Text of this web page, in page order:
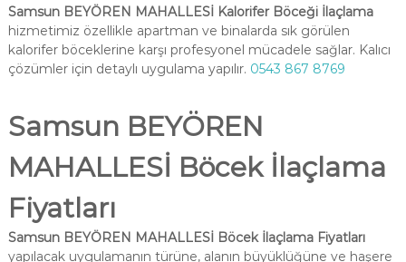
Samsun BEYÖREN MAHALLESİ Kalorifer Böceği İlaçlama
hizmetimiz özellikle apartman ve binalarda sık görülen
kalorifer böceklerine karşı profesyonel mücadele sağlar. Kalıcı
çözümler için detaylı uygulama yapılır. 0543 867 8769
Samsun BEYÖREN
MAHALLESİ Böcek İlaçlama
Fiyatları
Samsun BEYÖREN MAHALLESİ Böcek İlaçlama Fiyatları
yapılacak uygulamanın türüne, alanın büyüklüğüne ve haşere